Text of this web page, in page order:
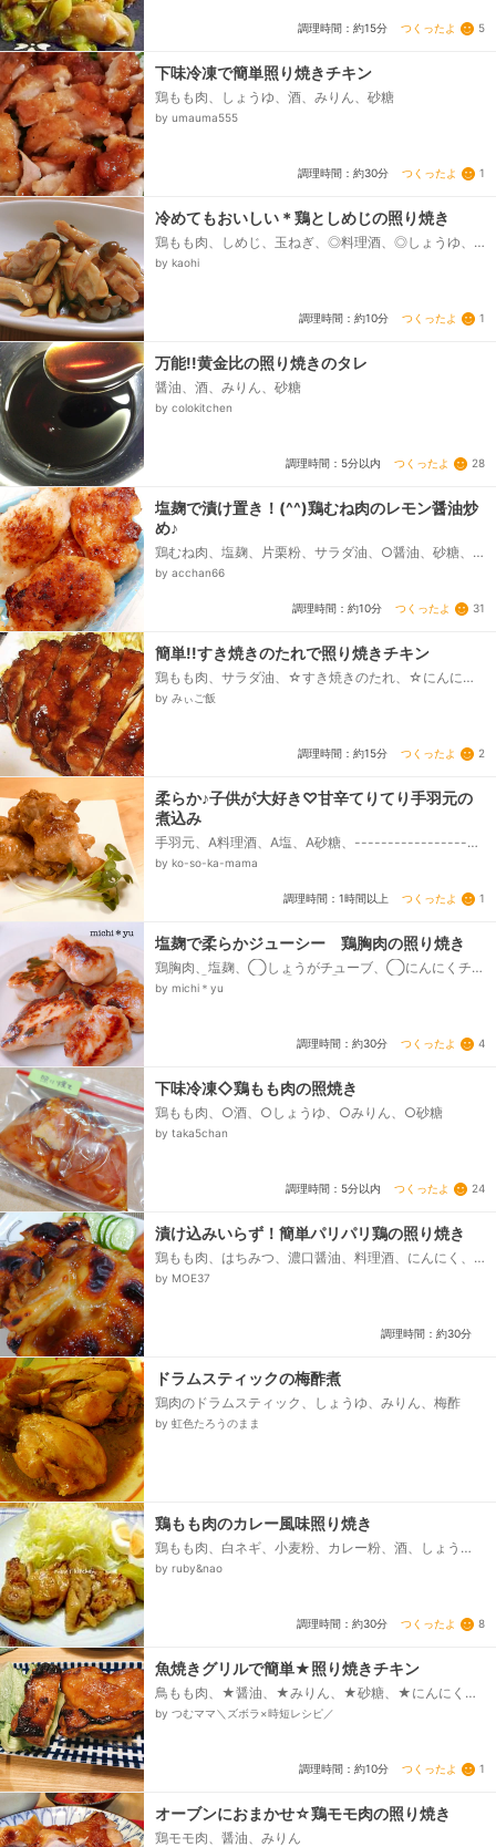
調理時間：約15分 つくったよ 5
下味冷凍で簡単照り焼きチキン
鶏もも肉、しょうゆ、酒、みりん、砂糖
by umauma555
調理時間：約30分 つくったよ 1
冷めてもおいしい＊鶏としめじの照り焼き
鶏もも肉、しめじ、玉ねぎ、◎料理酒、◎しょうゆ、◎
みりん、◎砂糖
by kaohi
調理時間：約10分 つくったよ 1
万能!!黄金比の照り焼きのタレ
醤油、酒、みりん、砂糖
by colokitchen
調理時間：5分以内 つくったよ 28
塩麹で漬け置き！(^^)鶏むね肉のレモン醤油炒
め♪
鶏むね肉、塩麹、片栗粉、サラダ油、○醤油、砂糖、○
レモン汁
by acchan66
調理時間：約10分 つくったよ 31
簡単!!すき焼きのたれで照り焼きチキン
鶏もも肉、サラダ油、☆すき焼きのたれ、☆にんにく
チューブ
by みぃご飯
調理時間：約15分 つくったよ 2
柔らか♪子供が大好き♡甘辛てりてり手羽元の
煮込み
手羽元、A料理酒、A塩、A砂糖、-----------------
-、油、酢、料理酒、砂糖、醤油、------------------
by ko-so-ka-mama
調理時間：1時間以上 つくったよ 1
塩麹で柔らかジューシー 鶏胸肉の照り焼き
鶏胸肉、塩麹、◯しょうがチューブ、◯にんにくチュ
ーブ、◯しょうゆ、◯酒、◯はちみつ(砂糖でも
by michi＊yu
調理時間：約30分 つくったよ 4
下味冷凍◇鶏もも肉の照焼き
鶏もも肉、○酒、○しょうゆ、○みりん、○砂糖
by taka5chan
調理時間：5分以内 つくったよ 24
漬け込みいらず！簡単パリパリ鶏の照り焼き
鶏もも肉、はちみつ、濃口醤油、料理酒、にんにく、
しょうが
by MOE37
調理時間：約30分
ドラムスティックの梅酢煮
鶏肉のドラムスティック、しょうゆ、みりん、梅酢
by 虹色たろうのまま
鶏もも肉のカレー風味照り焼き
鶏もも肉、白ネギ、小麦粉、カレー粉、酒、しょう
ゆ、砂糖、みりん
by ruby&nao
調理時間：約30分 つくったよ 8
魚焼きグリルで簡単★照り焼きチキン
鳥もも肉、★醤油、★みりん、★砂糖、★にんにくチ
ューブ
by つむママ＼ズボラ×時短レシピ／
調理時間：約10分 つくったよ 1
オーブンにおまかせ☆鶏モモ肉の照り焼き
鶏モモ肉、醤油、みりん